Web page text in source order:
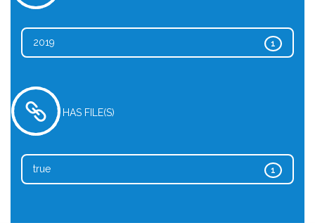
1
2019
HAS FILE(S)
1
true